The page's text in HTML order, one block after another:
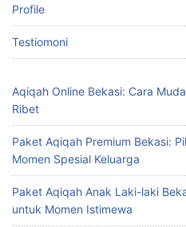
Profile
Testiomoni
Aqiqah Online Bekasi: Cara
Ribet
Paket Aqiqah Premium Bekasi:
Momen Spesial Keluarga
Paket Aqiqah Anak Laki-laki
untuk Momen Istimewa